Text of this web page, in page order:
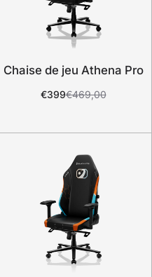
Chaise de jeu Athena Pro
€399€469,00